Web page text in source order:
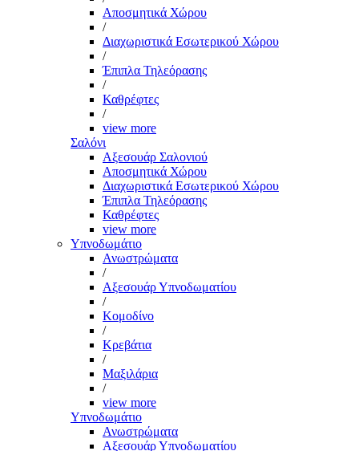
Αποσμητικά Χώρου
/
Διαχωριστικά Εσωτερικού Χώρου
/
Έπιπλα Τηλεόρασης
/
Καθρέφτες
/
view more
Σαλόνι
Αξεσουάρ Σαλονιού
Αποσμητικά Χώρου
Διαχωριστικά Εσωτερικού Χώρου
Έπιπλα Τηλεόρασης
Καθρέφτες
view more
Υπνοδωμάτιο
Ανωστρώματα
/
Αξεσουάρ Υπνοδωματίου
/
Κομοδίνο
/
Κρεβάτια
/
Μαξιλάρια
/
view more
Υπνοδωμάτιο
Ανωστρώματα
Αξεσουάρ Υπνοδωματίου